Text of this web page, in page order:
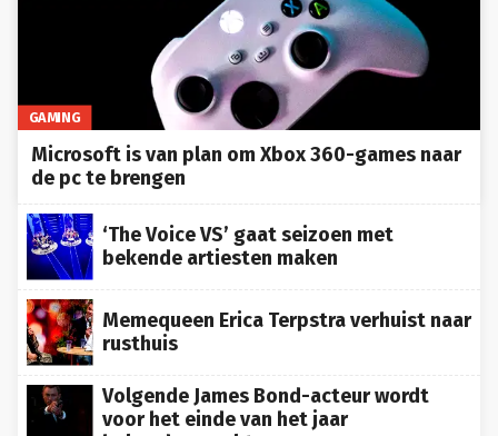
GAMING
Microsoft is van plan om Xbox 360-games naar
de pc te brengen
‘The Voice VS’ gaat seizoen met
bekende artiesten maken
Memequeen Erica Terpstra verhuist naar
rusthuis
Volgende James Bond-acteur wordt
voor het einde van het jaar